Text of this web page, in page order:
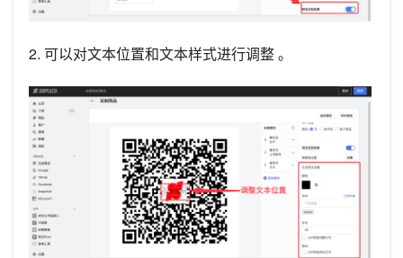
2. 可以对文本位置和文本样式进行调整 。